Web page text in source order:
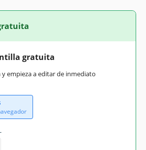
gratuita
empieza a editar de inmediato